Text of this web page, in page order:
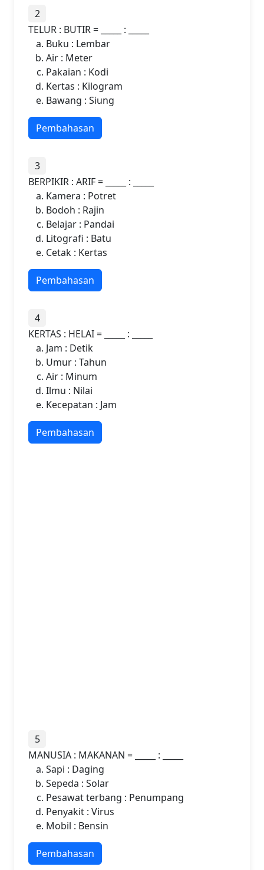
2
TELUR : BUTIR = _____ : _____
Buku : Lembar
Air : Meter
Pakaian : Kodi
Kertas : Kilogram
Bawang : Siung
Pembahasan
3
BERPIKIR : ARIF = _____ : _____
Kamera : Potret
Bodoh : Rajin
Belajar : Pandai
Litografi : Batu
Cetak : Kertas
Pembahasan
4
KERTAS : HELAI = _____ : _____
Jam : Detik
Umur : Tahun
Air : Minum
Ilmu : Nilai
Kecepatan : Jam
Pembahasan
5
MANUSIA : MAKANAN = _____ : _____
Sapi : Daging
Sepeda : Solar
Pesawat terbang : Penumpang
Penyakit : Virus
Mobil : Bensin
Pembahasan